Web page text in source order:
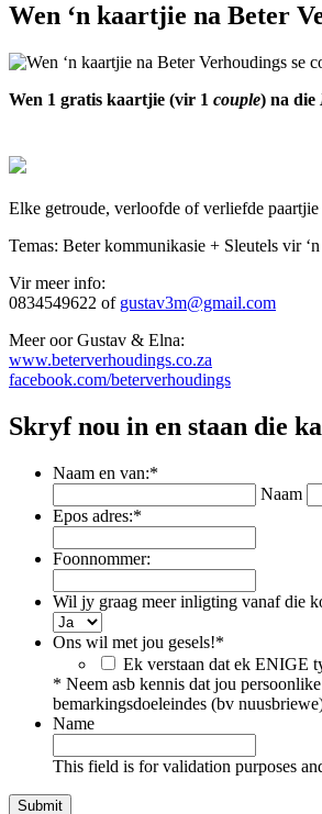
Wen ‘n kaartjie na Beter
Wen 1 gratis kaartjie (vir 1 couple) na die
Elke getroude, verloofde of verliefde
Temas: Beter kommunikasie + Sleutels vir
Vir meer info:
0834549622 of gustav3m@gmail.com
Meer oor Gustav & Elna:
www.beterverhoudings.co.za
facebook.com/beterverhoudings
Skryf nou in en staan die
Naam en van:*
Naam
Epos adres:*
Foonnommer:
Wil jy graag meer inligting vanaf die
Ons wil met jou gesels!*
Ek verstaan dat ek ENIGE
* Neem asb kennis dat jou
bemarkingsdoeleindes (bv
Name
This field is for validation purposes